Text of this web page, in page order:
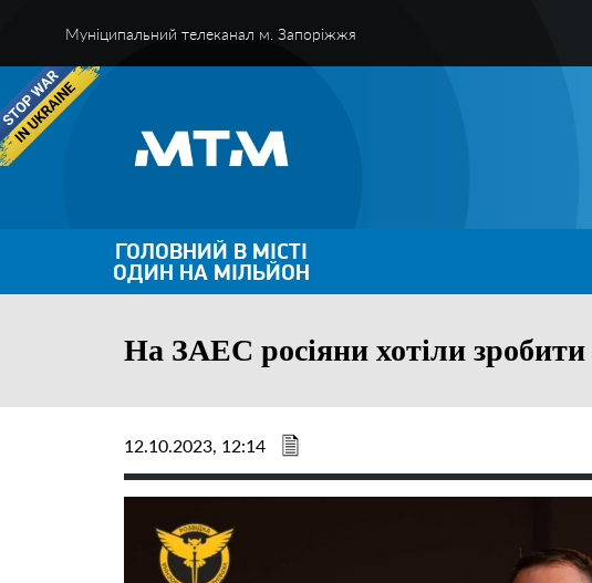
Муніципальний телеканал м. Запоріжжя
ГОЛОВНИЙ В МІСТІ
ОДИН НА МІЛЬЙОН
На ЗАЕС росіяни хотіли
12.10.2023, 12:14